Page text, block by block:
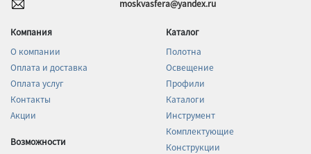
moskvasfera@yandex.ru
Компания
О компании
Оплата и доставка
Оплата услуг
Контакты
Акции
Возможности
Каталог
Полотна
Освещение
Профили
Каталоги
Инструмент
Комплектующие
Конструкции